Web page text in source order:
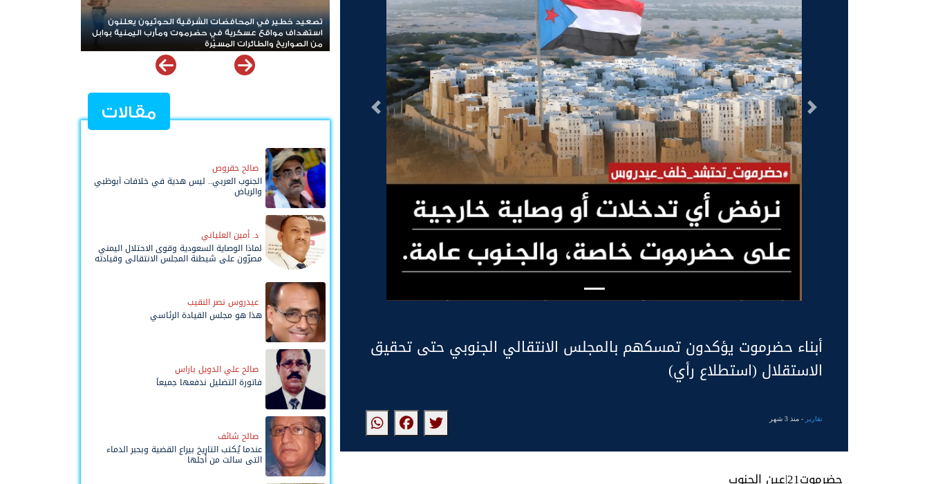
التالى السابق
أبناء حضرموت يؤكدون تمسكهم بالمجلس الانتقالي الجنوبي حتى تحقيق
الاستقلال (استطلاع رأي)
تقارير - منذ 3 شهر
حضرموت21|عين الجنوب
استنزاف غير مسبوق.. حرب إيران تلتهم معظم مخزون
صواريخ "ثاد" الأمريكية وتدق ناقوس الخطر داخل البنتاغون
مقالات
صالح حقروص
الجنوب العربي.. ليس هدية في خلافات أبوظبي
والرياض
د. أمين العلياني
لماذا الوصاية السعودية وقوى الاحتلال اليمني
مصرّون على شيطنة المجلس الانتقالي وقيادته
عيدروس نصر النقيب
هذا هو مجلس القيادة الرئاسي
صالح علي الدويل باراس
فاتورة التضليل ندفعها جميعاً
صالح شائف
عندما يُكتب التاريخ بيراع القضية وبحبر الدماء
التي سالت من أجلها